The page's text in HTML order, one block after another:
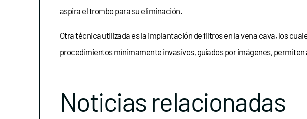
aspira el trombo para su eliminación.
Otra técnica utilizada es la implantación de filtros en la vena cava, los
procedimientos mínimamente invasivos, guiados por imágenes,
Noticias relacionadas